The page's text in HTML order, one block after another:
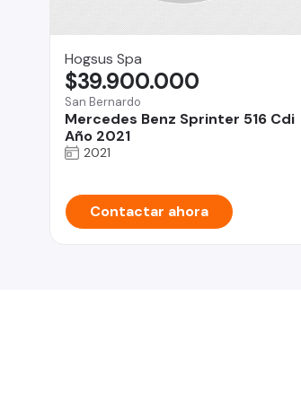
Hogsus Spa
San Bernardo
Mercedes Benz Sprinter 516 Cdi
Año 2021
$39.900.000
2021
Contactar ahora